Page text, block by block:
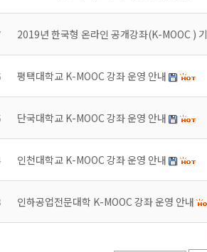
2019년 한국형 온라인 공개강좌(K-MOOC )
평택대학교 K-MOOC 강좌 운영 안내
단국대학교 K-MOOC 강좌 운영 안내
인천대학교 K-MOOC 강좌 운영 안내
인하공업전문대학 K-MOOC 강좌 운영 안내